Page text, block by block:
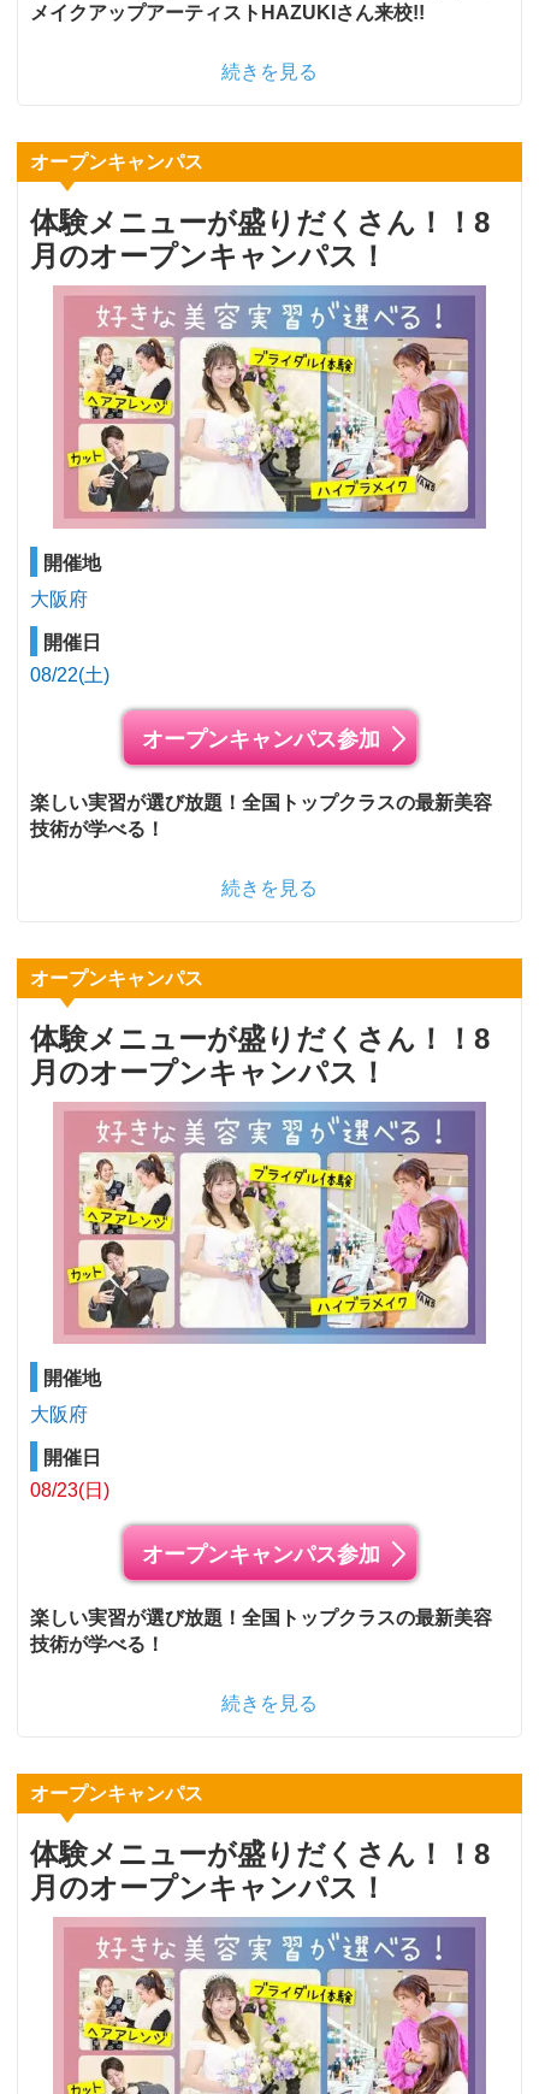
メイクアップアーティストHAZUKIさん来校!!
続きを見る
オープンキャンパス
体験メニューが盛りだくさん！！8
月のオープンキャンパス！
開催地
大阪府
開催日
08/22(土)
オープンキャンパス参加
楽しい実習が選び放題！全国トップクラスの最新美容
技術が学べる！
続きを見る
オープンキャンパス
体験メニューが盛りだくさん！！8
月のオープンキャンパス！
開催地
大阪府
開催日
08/23(日)
オープンキャンパス参加
楽しい実習が選び放題！全国トップクラスの最新美容
技術が学べる！
続きを見る
オープンキャンパス
体験メニューが盛りだくさん！！8
月のオープンキャンパス！